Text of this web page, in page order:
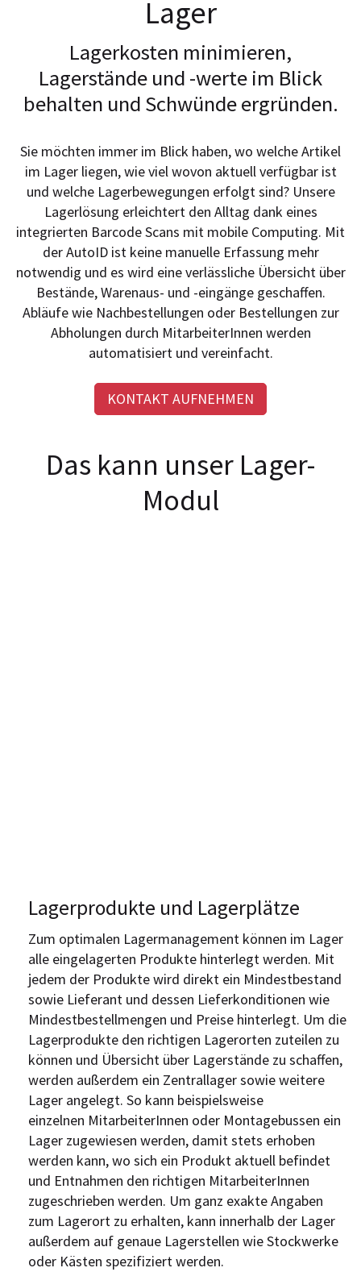
Lager
Lagerkosten minimieren,
Lagerstände und -werte im Blick
behalten und Schwünde ergründen.
Sie möchten immer im Blick haben, wo welche Artikel
im Lager liegen, wie viel wovon aktuell verfügbar ist
und welche Lagerbewegungen erfolgt sind? Unsere
Lagerlösung erleichtert den Alltag dank eines
integrierten Barcode Scans mit mobile Computing. Mit
der AutoID ist keine manuelle Erfassung mehr
notwendig und es wird eine verlässliche Übersicht über
Bestände, Warenaus- und -eingänge geschaffen.
Abläufe wie Nachbestellungen oder Bestellungen zur
Abholungen durch MitarbeiterInnen werden
automatisiert und vereinfacht.
KONTAKT AUFNEHMEN
Das kann unser Lager-
Modul
Lagerprodukte und Lagerplätze
Zum optimalen Lagermanagement können im Lager
alle eingelagerten Produkte hinterlegt werden. Mit
jedem der Produkte wird direkt ein Mindestbestand
sowie Lieferant und dessen Lieferkonditionen wie
Mindestbestellmengen und Preise hinterlegt. Um die
Lagerprodukte den richtigen Lagerorten zuteilen zu
können und Übersicht über Lagerstände zu schaffen,
werden außerdem ein Zentrallager sowie weitere
Lager angelegt. So kann beispielsweise
einzelnen MitarbeiterInnen oder Montagebussen ein
Lager zugewiesen werden, damit stets erhoben
werden kann, wo sich ein Produkt aktuell befindet
und Entnahmen den richtigen MitarbeiterInnen
zugeschrieben werden. Um ganz exakte Angaben
zum Lagerort zu erhalten, kann innerhalb der Lager
außerdem auf genaue Lagerstellen wie Stockwerke
oder Kästen spezifiziert werden.